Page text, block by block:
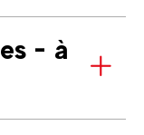
- à